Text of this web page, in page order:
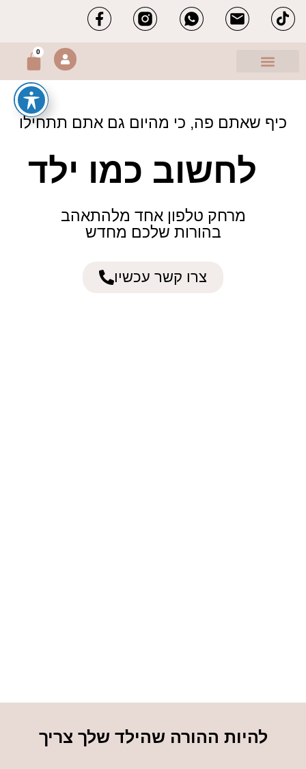
דילוג
לתוכן
0
כיף שאתם פה, כי מהיום גם אתם תתחילו
לחשוב כמו ילד
מרחק טלפון אחד מלהתאהב
בהורות שלכם מחדש
צרו קשר עכשיו
להיות ההורה שהילד שלך צריך